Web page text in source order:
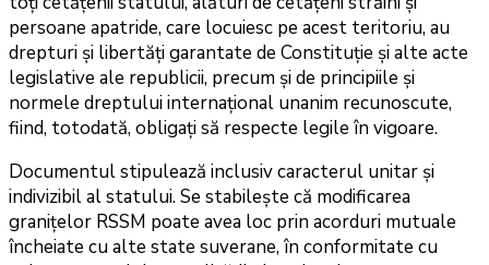
persoane apatride, care locuiesc pe acest teritoriu, au
drepturi şi libertăți garantate de Constituție şi alte acte
legislative ale republicii, precum și de principiile şi
normele dreptului internațional unanim recunoscute,
fiind, totodată, obligați să respecte legile în vigoare.
Documentul stipulează inclusiv caracterul unitar şi
indivizibil al statului. Se stabilește că modificarea
granițelor RSSM poate avea loc prin acorduri mutuale
încheiate cu alte state suverane, în conformitate cu